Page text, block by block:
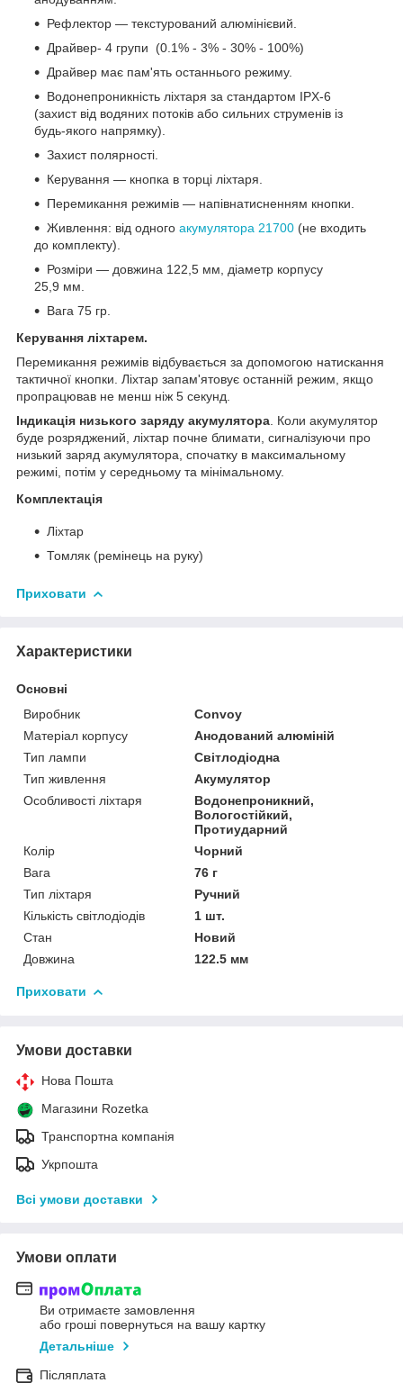
Рефлектор — текстурований алюмінієвий.
Драйвер- 4 групи (0.1% - 3% - 30% - 100%)
Драйвер має пам'ять останнього режиму.
Водонепроникність ліхтаря за стандартом IPX-6
(захист від водяних потоків або сильних струменів із
будь-якого напрямку).
Захист полярності.
Керування — кнопка в торці ліхтаря.
Перемикання режимів — напівнатисненням кнопки.
Живлення: від одного акумулятора 21700 (не входить
до комплекту).
Розміри — довжина 122,5 мм, діаметр корпусу
25,9 мм.
Вага 75 гр.
Керування ліхтарем.
Перемикання режимів відбувається за допомогою натискання
тактичної кнопки. Ліхтар запам'ятовує останній режим, якщо
пропрацював не менш ніж 5 секунд.
Індикація низького заряду акумулятора. Коли акумулятор
буде розряджений, ліхтар почне блимати, сигналізуючи про
низький заряд акумулятора, спочатку в максимальному
режимі, потім у середньому та мінімальному.
Комплектація
Ліхтар
Томляк (ремінець на руку)
Приховати
Характеристики
Основні
Виробник
Convoy
Матеріал корпусу
Анодований алюміній
Тип лампи
Світлодіодна
Тип живлення
Акумулятор
Особливості ліхтаря
Водонепроникний,
Вологостійкий,
Протиударний
Колір
Чорний
Вага
76 г
Тип ліхтаря
Ручний
Кількість світлодіодів
1 шт.
Стан
Новий
Довжина
122.5 мм
Приховати
Умови доставки
Нова Пошта
Магазини Rozetka
Транспортна компанія
Укрпошта
Всі умови доставки
Умови оплати
Ви отримаєте замовлення
або гроші повернуться на вашу картку
Детальніше
Післяплата